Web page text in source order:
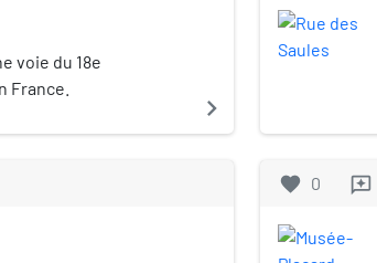
voie du 18e
France.
navigate_next
favorite 0 reviews